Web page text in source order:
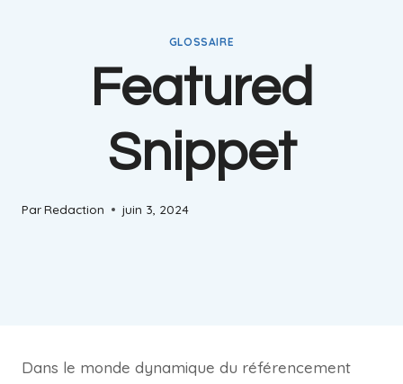
GLOSSAIRE
Featured
Snippet
ParRedaction juin 3, 2024
Dans le monde dynamique du référencement